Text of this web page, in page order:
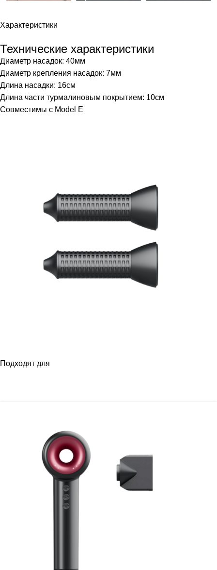
Характеристики
Технические характеристики
Диаметр насадок: 40мм
Диаметр крепления насадок: 7мм
Длина насадки: 16см
Длина части турмалиновым покрытием: 10см
Совместимы с Model E
Подходят для